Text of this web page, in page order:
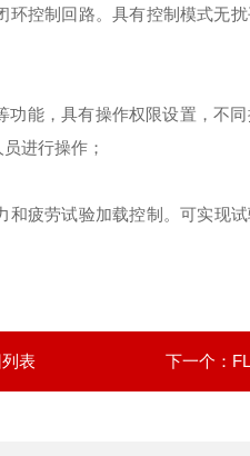
环控制回路。具有控制模式无
能，具有操作权限设置，不
进行操作；
疲劳试验加载控制。可实现
表 下一个：